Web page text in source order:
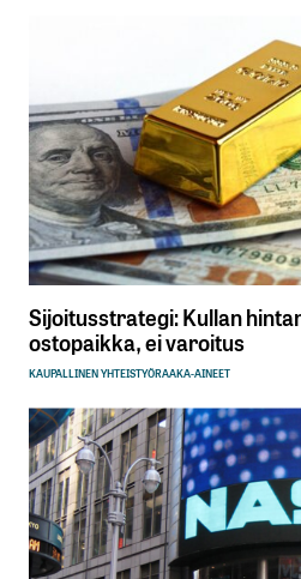
Sijoitusstrategi: Kullan
ostopaikka, ei varoitus
KAUPALLINEN YHTEISTYÖRAAKA-AINEET